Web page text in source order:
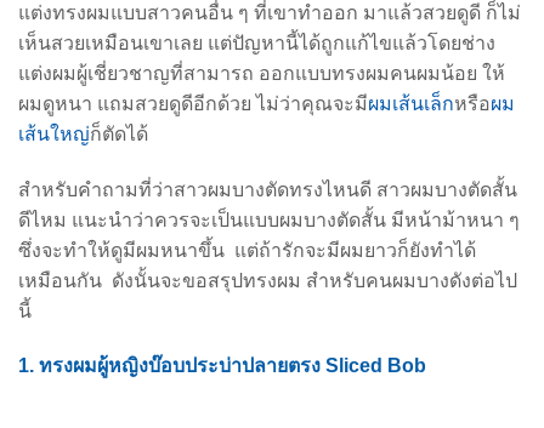
แต่งทรงผมแบบสาวคนอื่น ๆ ที่เขาทำออก มาแล้วสวยดูดี ก็ไม่
เห็นสวยเหมือนเขาเลย แต่ปัญหานี้ได้ถูกแก้ไขแล้วโดยช่าง
แต่งผมผู้เชี่ยวชาญที่สามารถ ออกแบบทรงผมคนผมน้อย ให้
ผมดูหนา แถมสวยดูดีอีกด้วยไม่ว่าคุณจะมีผมเส้นเล็กหรือผม
เส้นใหญ่ก็ตัดได้
สำหรับคำถามที่ว่าสาวผมบางตัดทรงไหนดี สาวผมบางตัดสั้น
ดีไหม แนะนำว่าควรจะเป็นแบบผมบางตัดสั้น มีหน้าม้าหนา ๆ
ซึ่งจะทำให้ดูมีผมหนาขึ้น แต่ถ้ารักจะมีผมยาวก็ยังทำได้
เหมือนกัน ดังนั้นจะขอสรุปทรงผม สำหรับคนผมบางดังต่อไป
นี้
1. ทรงผมผู้หญิงบ๊อบประบ่าปลายตรง Sliced Bob